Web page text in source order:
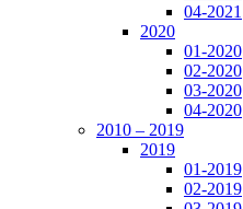
04-2021
2020
01-2020
02-2020
03-2020
04-2020
2010 – 2019
2019
01-2019
02-2019